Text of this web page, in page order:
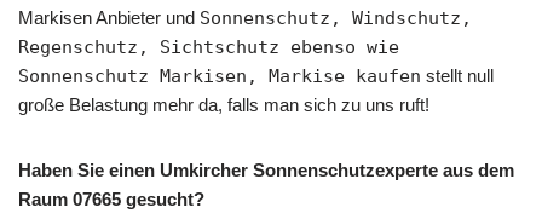
Markisen Anbieter und Sonnenschutz, Windschutz,
Regenschutz, Sichtschutz ebenso wie
Sonnenschutz Markisen, Markise kaufen stellt null
große Belastung mehr da, falls man sich zu uns ruft!
Haben Sie einen Umkircher Sonnenschutzexperte aus dem
Raum 07665 gesucht?